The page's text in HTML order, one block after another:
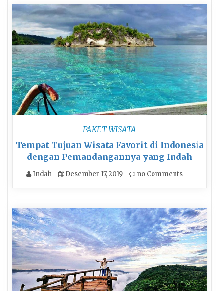
PAKET WISATA
Tempat Tujuan Wisata Favorit di Indonesia
dengan Pemandangannya yang Indah
Indah Desember 17, 2019 no Comments